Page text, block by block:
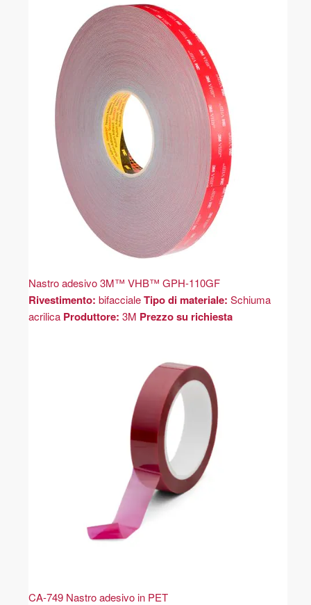
Nastro adesivo 3M™ VHB™ GPH-110GF
Rivestimento: bifacciale Tipo di materiale: Schiuma
acrilica Produttore: 3M Prezzo su richiesta
CA-749 Nastro adesivo in PET